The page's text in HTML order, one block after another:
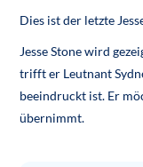
Dies ist der letzte
Jesse Stone wird
trifft er Leutnant
beeindruckt ist. Er
übernimmt.